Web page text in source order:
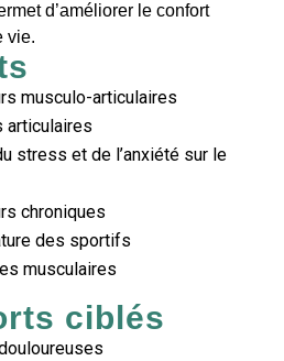
d’améliorer le confort
vie.
musculo-articulaires
articulaires
stress et de l’anxiété sur le
chroniques
des sportifs
musculaires
ciblés